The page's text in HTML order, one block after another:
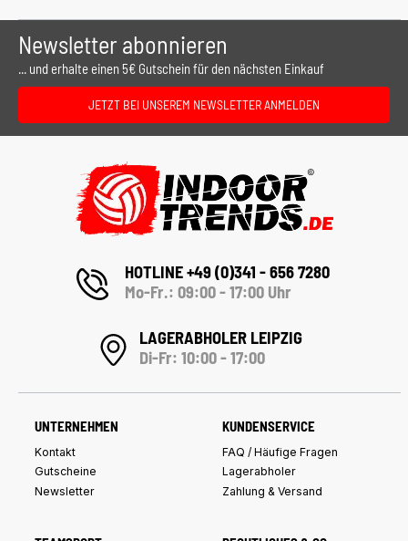
Newsletter abonnieren
... und erhalte einen 5€ Gutschein für den nächsten Einkauf
JETZT BEI UNSEREM NEWSLETTER ANMELDEN
HOTLINE +49 (0)341 - 656 7280
Mo-Fr.: 09:00 - 17:00 Uhr
LAGERABHOLER LEIPZIG
Di-Fr: 10:00 - 17:00
UNTERNEHMEN
Kontakt
Gutscheine
Newsletter
KUNDENSERVICE
FAQ / Häufige Fragen
Lagerabholer
Zahlung & Versand